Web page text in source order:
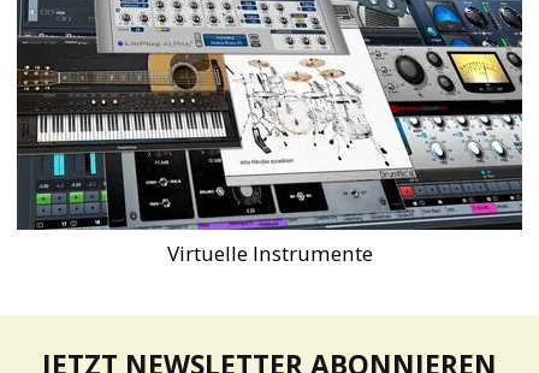
Virtuelle Instrumente
JETZT NEWSLETTER ABONNIEREN